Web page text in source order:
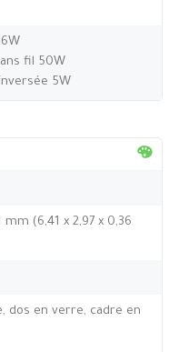
fil 50W
5W
mm (6,41 x 2,97 x 0,36
dos en verre, cadre en